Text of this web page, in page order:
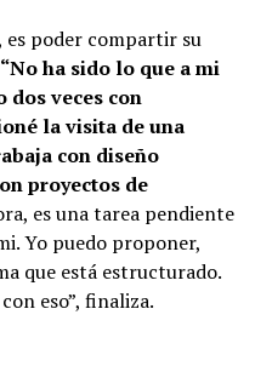
es poder compartir su
“No ha sido lo que a mi
dos veces con
la visita de una
con diseño
proyectos de
es una tarea pendiente
Yo puedo proponer,
que está estructurado.
eso”, finaliza.